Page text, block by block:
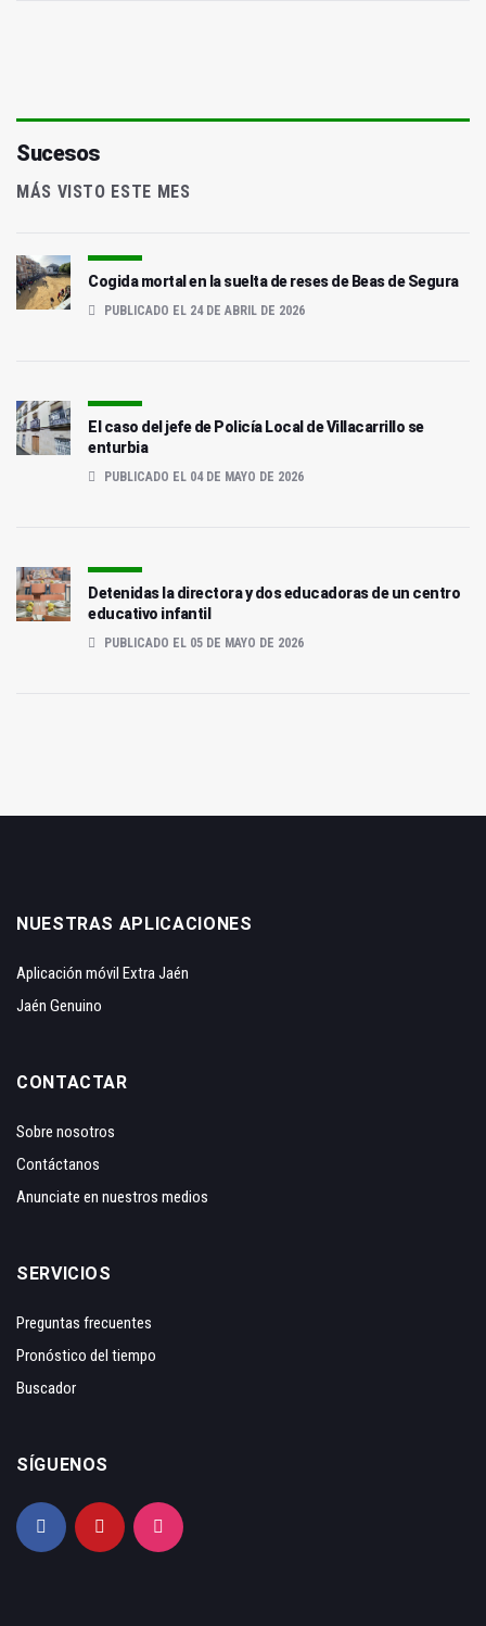
Sucesos
MÁS VISTO ESTE MES
Cogida mortal en la suelta de reses de Beas de Segura
PUBLICADO EL 24 DE ABRIL DE 2026
El caso del jefe de Policía Local de Villacarrillo se
enturbia
PUBLICADO EL 04 DE MAYO DE 2026
Detenidas la directora y dos educadoras de un centro
educativo infantil
PUBLICADO EL 05 DE MAYO DE 2026
NUESTRAS APLICACIONES
Aplicación móvil Extra Jaén
Jaén Genuino
CONTACTAR
Sobre nosotros
Contáctanos
Anunciate en nuestros medios
SERVICIOS
Preguntas frecuentes
Pronóstico del tiempo
Buscador
SÍGUENOS